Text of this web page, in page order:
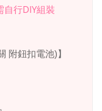
自行DIY組裝
附鈕扣電池)】